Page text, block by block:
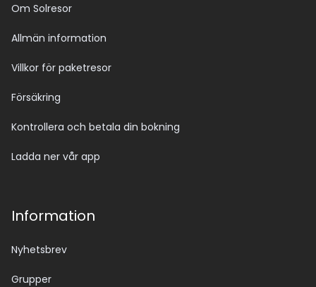
Om Solresor
Allmän information
Villkor för paketresor
Försäkring
Kontrollera och betala din bokning
Ladda ner vår app
Information
Nyhetsbrev
Grupper